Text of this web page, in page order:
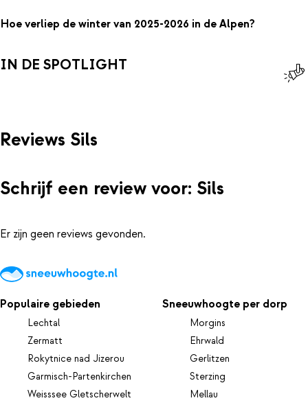
Hoe verliep de winter van 2025-2026 in de Alpen?
IN DE SPOTLIGHT
Reviews Sils
Schrijf een review voor: Sils
Er zijn geen reviews gevonden.
Populaire gebieden
Lechtal
Zermatt
Rokytnice nad Jizerou
Garmisch-Partenkirchen
Weisssee Gletscherwelt
Sneeuwhoogte per dorp
Morgins
Ehrwald
Gerlitzen
Sterzing
Mellau